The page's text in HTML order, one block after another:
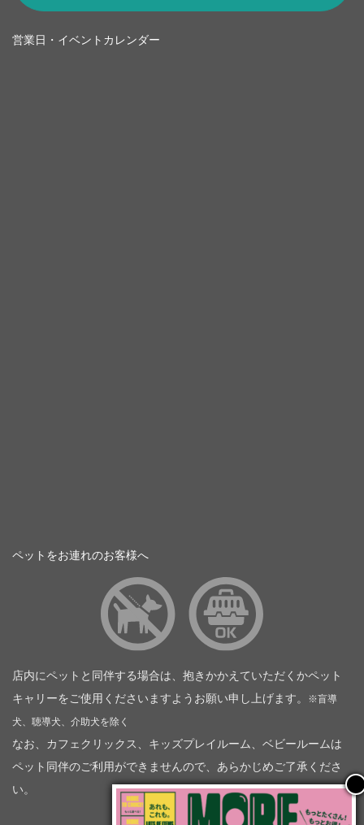
営業日・イベントカレンダー
ペットをお連れのお客様へ
店内にペットと同伴する場合は、抱きかかえていただくかペット
キャリーをご使用くださいますようお願い申し上げます。
※盲導
犬、聴導犬、介助犬を除く
なお、カフェクリックス、キッズプレイルーム、ベビールームは
ペット同伴のご利用ができませんので、あらかじめご了承くださ
い。